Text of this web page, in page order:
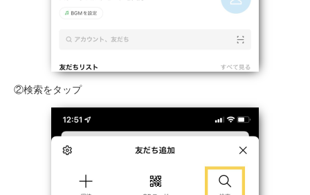
②検索をタップ